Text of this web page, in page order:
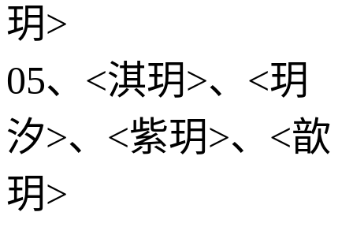
玥>
05、<淇玥>、<玥
汐>、<紫玥>、<歆
玥>